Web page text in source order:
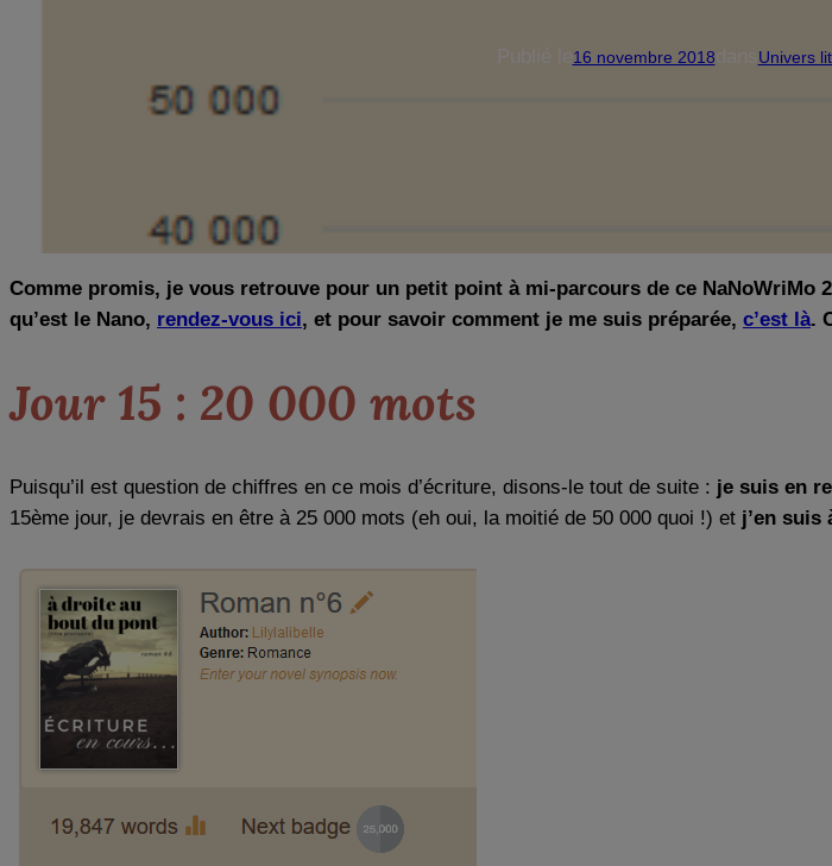
Publié le16 novembre 2018dansUnivers
Comme promis, je vous retrouve pour un petit point à mi-parcours de ce NaNoWriMo
qu’est le Nano, rendez-vous ici, et pour savoir comment je me suis préparée, c’est là.
Jour 15 : 20 000 mots
Puisqu’il est question de chiffres en ce mois d’écriture, disons-le tout de suite : je suis en
15ème jour, je devrais en être à 25 000 mots (eh oui, la moitié de 50 000 quoi !) et j’en suis